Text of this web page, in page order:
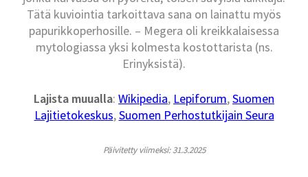
Tätä kuviointia tarkoittava sana on lainattu myös
papurikkoperhosille. – Megera oli kreikkalaisessa
mytologiassa yksi kolmesta kostottarista (ns.
Erinyksistä).
Lajista muualla: Wikipedia, Lepiforum,Suomen
Lajitietokeskus,Suomen Perhostutkijain Seura
Päivitetty viimeksi: 31.3.2025